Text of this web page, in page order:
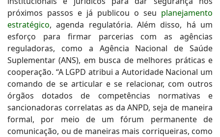
próximos passos e já publicou o seu planejamento
estratégico, agenda regulatória. Além disso, há um
esforço para firmar parcerias com as agências
reguladoras, como a Agência Nacional de Saúde
Suplementar (ANS), em busca de melhores práticas e
cooperação. “A LGPD atribui a Autoridade Nacional um
comando de se articular e se relacionar, com outros
órgãos dotados de competências normativas e
sancionadoras correlatas as da ANPD, seja de maneira
formal, por meio de um fórum permanente de
comunicação, ou de maneiras mais corriqueiras, como